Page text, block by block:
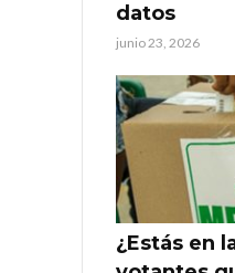
datos
junio 23, 2026
¿Estás en